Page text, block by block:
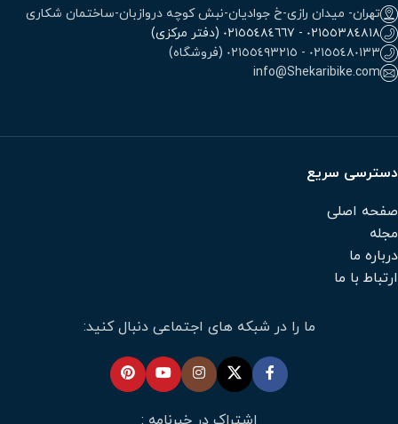
تهران- میدان رازی-خ جوادیان-نبش کوچه دروازبان-ساختمان شکاری
٠٢١٥٥٣٨٤٨١٨ - ٠٢١٥٥٤٨٤٦٦٧ (دفتر مرکزی)
٠٢١٥٥٤٨٠١٣٣ - ٠٢١٥٥٤٩٣٢١٥ (فروشگاه)
info@Shekaribike.com
دسترسی سریع
صفحه اصلی
مجله
درباره ما
ارتباط با ما
ما را در شبکه های اجتماعی دنبال کنید: